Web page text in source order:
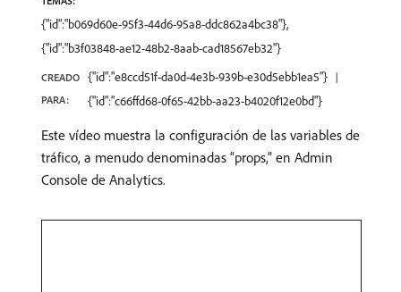
{"id":"b069d60e-95f3-44d6-95a8-ddc862a4bc38"},
{"id":"b3f03848-ae12-48b2-8aab-cad18567eb32"}
CREADO
PARA:
{"id":"e8ccd51f-da0d-4e3b-939b-e30d5ebb1ea5"}
{"id":"c66ffd68-0f65-42bb-aa23-b4020f12e0bd"}
Este vídeo muestra la configuración de las variables de
tráfico, a menudo denominadas “props,” en Admin
Console de Analytics.